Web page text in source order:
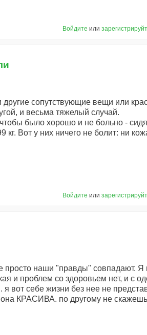
Войдите или
другие сопутствующие вещи или
и весьма тяжелый случай.
было хорошо и не больно -
кг. Вот у них ничего не болит: ни
Войдите или
просто наши "правды" совпадают. Я
и проблем со здоровьем нет, и с
вот себе жизни без нее не
она КРАСИВА. по другому не